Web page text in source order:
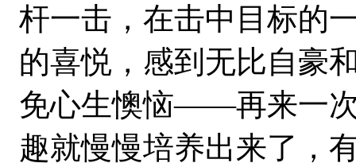
杆一击，在击中目标的
的喜悦，感到无比自豪
免心生懊恼——再来一
趣就慢慢培养出来了，